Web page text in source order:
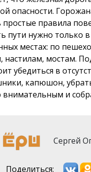
опасности.
правила
пути нужно только
местах: по
настилам, мостам.
убедиться в
капюшон,
внимательным и
Сергей
Поделиться: